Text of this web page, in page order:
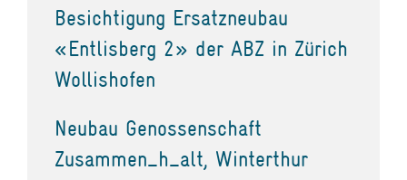
Besichtigung Ersatzneubau
«Entlisberg 2» der ABZ in Zürich
Wollishofen
Neubau Genossenschaft
Zusammen_h_alt, Winterthur